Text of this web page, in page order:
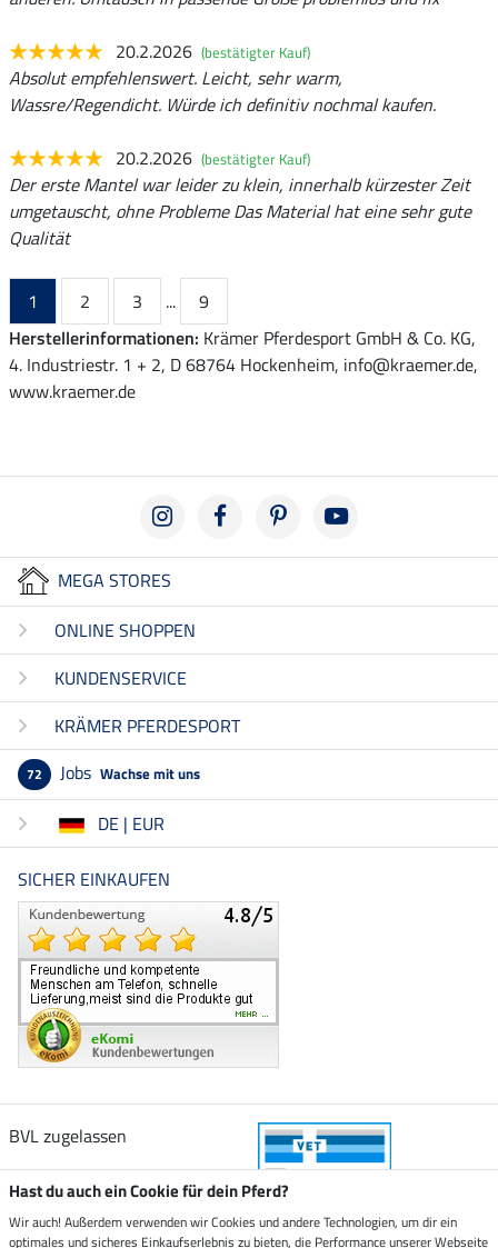
20.2.2026 (bestätigter Kauf)
Absolut empfehlenswert. Leicht, sehr warm,
Wassre/Regendicht. Würde ich definitiv nochmal kaufen.
20.2.2026 (bestätigter Kauf)
Der erste Mantel war leider zu klein, innerhalb kürzester Zeit
umgetauscht, ohne Probleme Das Material hat eine sehr gute
Qualität
1 2 3 ...
9
Herstellerinformationen: Krämer Pferdesport GmbH & Co. KG,
4. Industriestr. 1 + 2, D 68764 Hockenheim, info@kraemer.de,
www.kraemer.de
MEGA STORES
ONLINE SHOPPEN
KUNDENSERVICE
KRÄMER PFERDESPORT
72 Jobs Wachse mit uns
DE | EUR
SICHER EINKAUFEN
BVL zugelassen
Hast du auch ein Cookie für dein Pferd?
Wir auch! Außerdem verwenden wir Cookies und andere Technologien, um dir ein
optimales und sicheres Einkaufserlebnis zu bieten, die Performance unserer Webseite